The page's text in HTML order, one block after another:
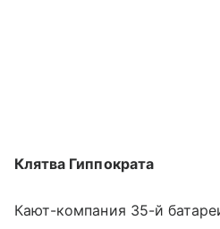
Клятва Гиппократа
Кают-компания 35-й